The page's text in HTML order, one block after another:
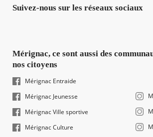
Suivez-nous sur les réseaux sociaux
Mérignac, ce sont aussi des
nos citoyens
Mérignac Entraide
Mérignac Jeunesse
Mérignac Ville sportive
Mérignac Culture